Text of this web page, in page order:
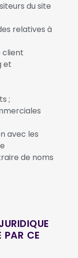
du site
relatives à
client
et
;
avec les
de noms
PAR CE